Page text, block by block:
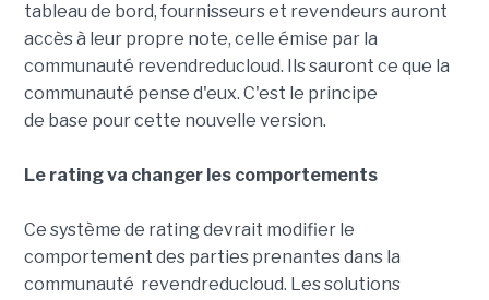
tableau de bord, fournisseurs et revendeurs auront
accès à leur propre note, celle émise par la
communauté revendreducloud. Ils sauront ce que la
communauté pense d'eux. C'est le principe
de base pour cette nouvelle version.
Le rating va changer les comportements
Ce système de rating devrait modifier le
comportement des parties prenantes dans la
communauté revendreducloud. Les solutions